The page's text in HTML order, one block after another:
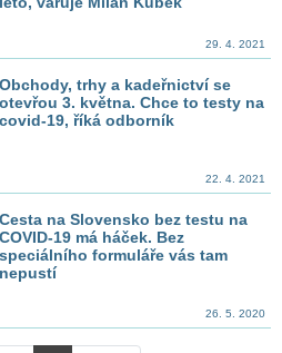
29. 4. 2021
Obchody, trhy a kadeřnictví se
otevřou 3. května. Chce to testy na
covid-19, říká odborník
22. 4. 2021
Cesta na Slovensko bez testu na
COVID-19 má háček. Bez
speciálního formuláře vás tam
nepustí
26. 5. 2020